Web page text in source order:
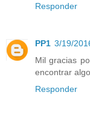
Responder
PP1 3/19/
Mil gracias
encontrar
Responder